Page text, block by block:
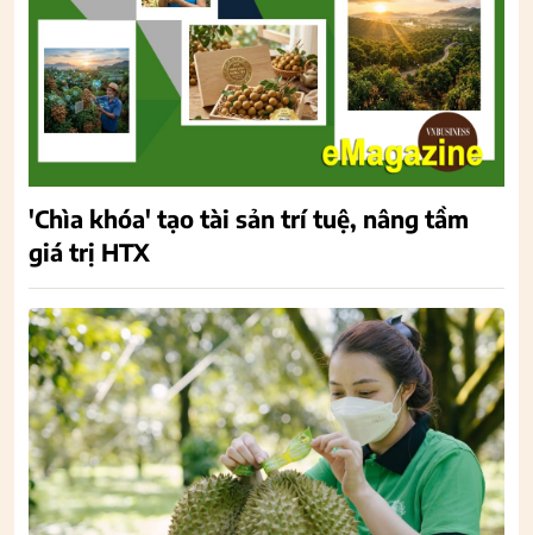
'Chìa khóa' tạo tài sản trí tuệ, nâng tầm
giá trị HTX